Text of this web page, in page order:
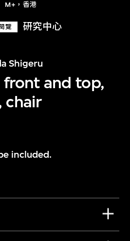
M+，香港
覽 研究中心
Shigeru
front and top,
chair
included.
十及二十一世紀視覺